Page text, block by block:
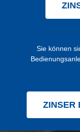
Sie können
ZINSER